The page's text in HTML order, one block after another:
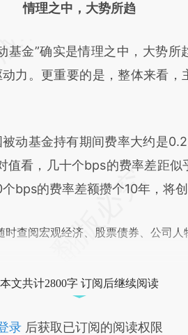
情理之中，大势所趋
金”确实是情理之中，大势所
力。更重要的是，整体来看，
基金持有期间费率大约是
看，几十个bps的费率差距似
bps的费率差额攒个10年，将创
时查阅宏观经济、股票债券、公司人
本文共计2800字 订阅后继续阅读
录后获取已订阅的阅读权限